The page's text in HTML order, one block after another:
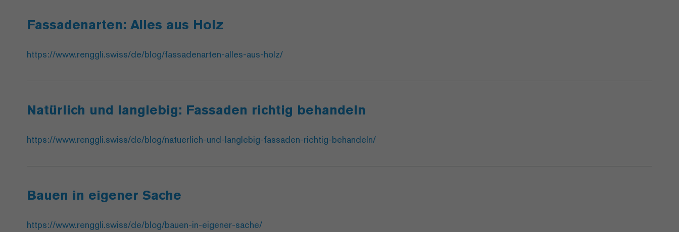
Fassadenarten: Alles aus Holz
https://www.renggli.swiss/de/blog/fassadenarten-alles-aus-holz/
Natürlich und langlebig: Fassaden richtig behandeln
https://www.renggli.swiss/de/blog/natuerlich-und-langlebig-fassaden-richtig-behandeln/
Bauen in eigener Sache
https://www.renggli.swiss/de/blog/bauen-in-eigener-sache/